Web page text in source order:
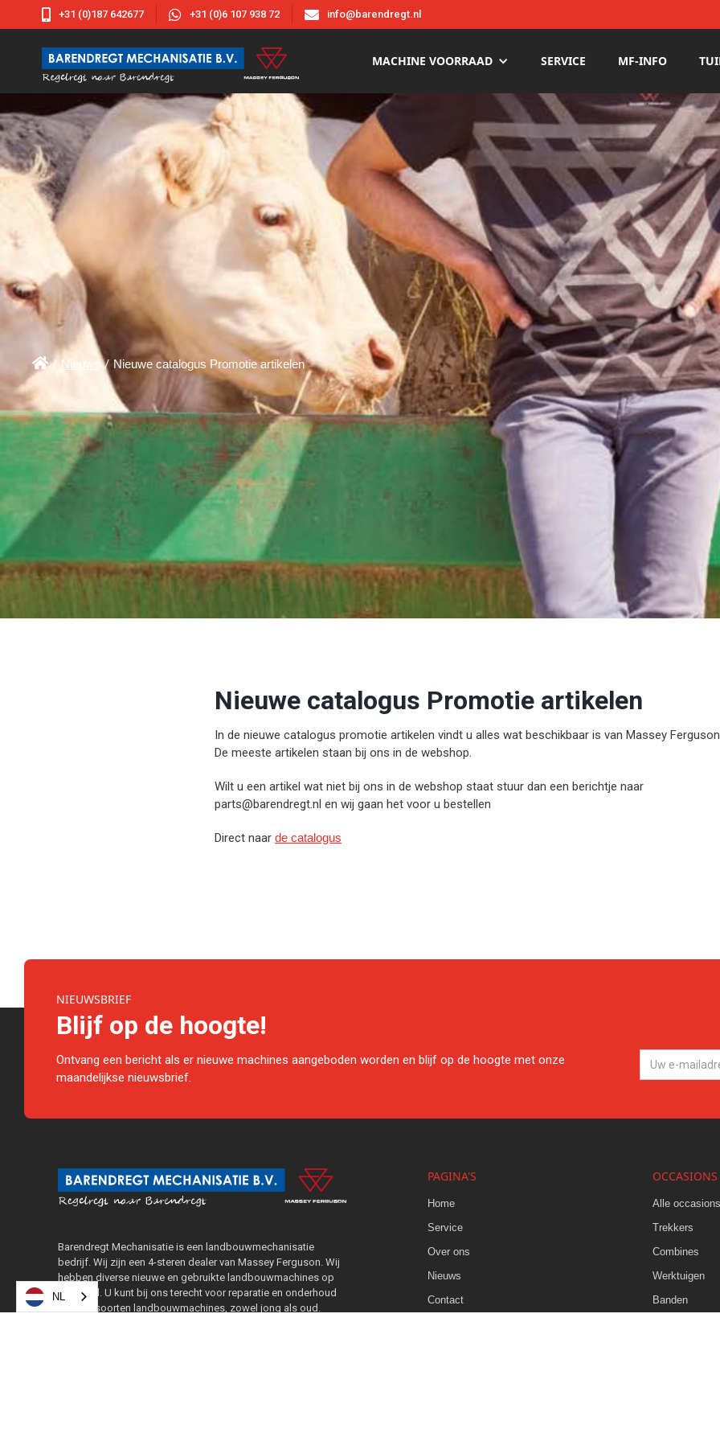
 +31 (0)187 642677  +31 (0)6 107 938 72  info@barendregt.nl
MACHINE VOORRAAD SERVICE MF-INFO
 / Nieuws / Nieuwe catalogus Promotie artikelen
Nieuwe catalogus Promotie artikelen
In de nieuwe catalogus promotie artikelen vindt u alles wat beschikbaar is van Massey
De meeste artikelen staan bij ons in de webshop.
Wilt u een artikel wat niet bij ons in de webshop staat stuur dan een berichtje naar
parts@barendregt.nl en wij gaan het voor u bestellen
Direct naar de catalogus
NIEUWSBRIEF
Blijf op de hoogte!
Ontvang een bericht als er nieuwe machines aangeboden worden en blijf op de hoogte met onze
maandelijkse nieuwsbrief.
Barendregt Mechanisatie is een landbouwmechanisatie
bedrijf. Wij zijn een 4-steren dealer van Massey Ferguson. Wij
hebben diverse nieuwe en gebruikte landbouwmachines op
voorraad. U kunt bij ons terecht voor reparatie en onderhoud
van alle soorten landbouwmachines, zowel jong als oud.
PAGINA'S
Home
Service
Over ons
Nieuws
Contact
OCCASIONS
Alle
Trekkers
Combines
Werktuigen
Banden
NL